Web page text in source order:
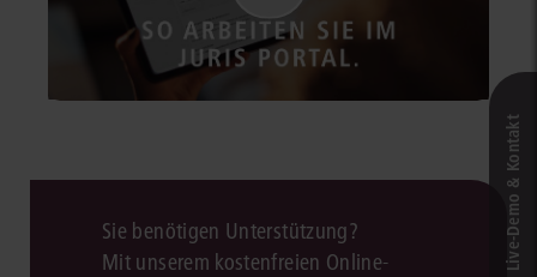
Sie benötigen Unterstützung?
Mit unserem kostenfreien Online-
Live‑Demo & Kontakt